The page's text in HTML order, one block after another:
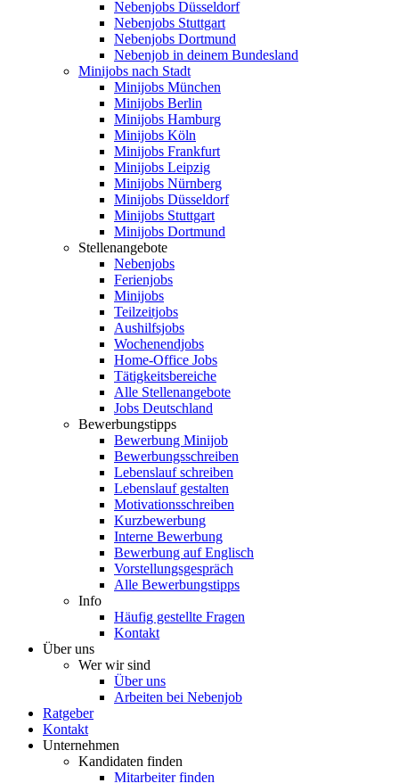
Nebenjobs Düsseldorf
Nebenjobs Stuttgart
Nebenjobs Dortmund
Nebenjob in deinem Bundesland
Minijobs nach Stadt
Minijobs München
Minijobs Berlin
Minijobs Hamburg
Minijobs Köln
Minijobs Frankfurt
Minijobs Leipzig
Minijobs Nürnberg
Minijobs Düsseldorf
Minijobs Stuttgart
Minijobs Dortmund
Stellenangebote
Nebenjobs
Ferienjobs
Minijobs
Teilzeitjobs
Aushilfsjobs
Wochenendjobs
Home-Office Jobs
Tätigkeitsbereiche
Alle Stellenangebote
Jobs Deutschland
Bewerbungstipps
Bewerbung Minijob
Bewerbungsschreiben
Lebenslauf schreiben
Lebenslauf gestalten
Motivationsschreiben
Kurzbewerbung
Interne Bewerbung
Bewerbung auf Englisch
Vorstellungsgespräch
Alle Bewerbungstipps
Info
Häufig gestellte Fragen
Kontakt
Über uns
Wer wir sind
Über uns
Arbeiten bei Nebenjob
Ratgeber
Kontakt
Unternehmen
Kandidaten finden
Mitarbeiter finden